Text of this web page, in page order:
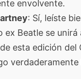
envolvente.
: Sí, leíste
ex Beatle se unirá
esta edición del